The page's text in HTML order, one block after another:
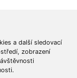
a další sledovací
zobrazení
Ochrana osobních údajů